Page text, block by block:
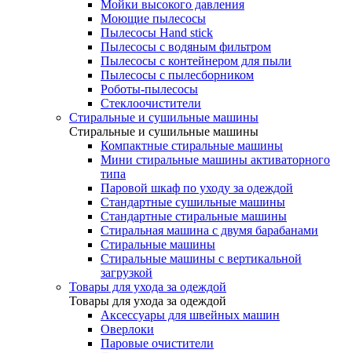
Мойки высокого давления
Моющие пылесосы
Пылесосы Hand stick
Пылесосы с водяным фильтром
Пылесосы с контейнером для пыли
Пылесосы с пылесборником
Роботы-пылесосы
Стеклоочистители
Стиральные и сушильные машины
Стиральные и сушильные машины
Компактные стиральные машины
Мини стиральные машины активаторного
типа
Паровой шкаф по уходу за одеждой
Стандартные сушильные машины
Стандартные стиральные машины
Стиральная машина с двумя барабанами
Стиральные машины
Стиральные машины с вертикальной
загрузкой
Товары для ухода за одеждой
Товары для ухода за одеждой
Аксессуары для швейных машин
Оверлоки
Паровые очистители